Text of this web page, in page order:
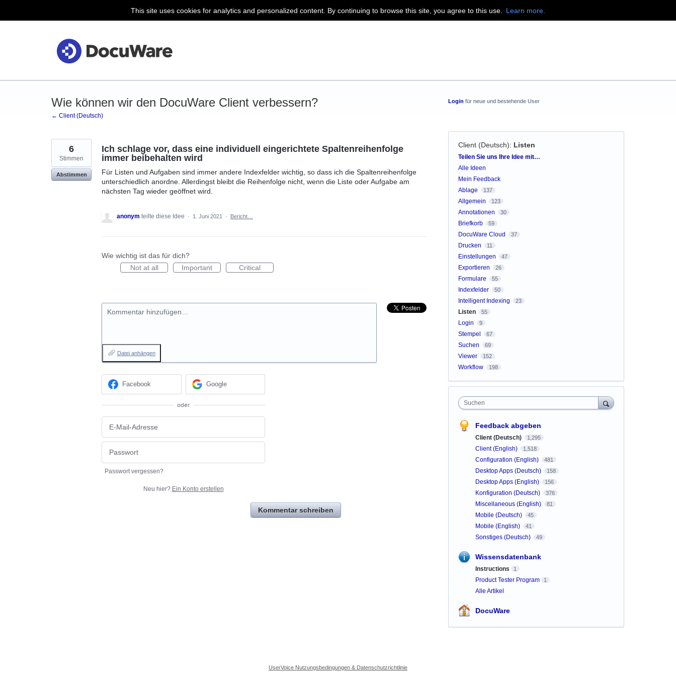
This site uses cookies for analytics and personalized content. By continuing to browse this site, you agree to this use. Learn more.
Wie können wir den DocuWare Client verbessern?
← Client (Deutsch)
Ich schlage vor, dass eine individuell eingerichtete Spaltenreihenfolge
immer beibehalten wird
Für Listen und Aufgaben sind immer andere Indexfelder wichtig, so dass ich die Spaltenreihenfolge
unterschiedlich anordne. Allerdingst bleibt die Reihenfolge nicht, wenn die Liste oder Aufgabe am
nächsten Tag wieder geöffnet wird.
6
Stimmen
Abstimmen
anonym teilte diese Idee · 1. Juni 2021 · Bericht…
Wie wichtig ist das für dich?
Not at all
Important Critical
Kommentar hinzufügen…
Datei anhängen
Facebook Google
oder
Passwort vergessen?
Neu hier? Ein Konto erstellen
Kommentar schreiben
Login für neue und bestehende User
Client (Deutsch): Listen
Kategorien
Teilen Sie uns Ihre Idee mit…
Alle Ideen
Mein Feedback
Ablage
137
Allgemein 123
Annotationen 30
Briefkorb 59
DocuWare Cloud 37
Drucken 11
Einstellungen 47
Exportieren 26
Formulare 55
Indexfelder 50
Intelligent Indexing 23
Listen 55
Login 9
Stempel 67
Suchen 69
Viewer 152
Workflow 198
Suchen
Feedback abgeben
Client (Deutsch) 1,295
Client (English) 1,518
Configuration (English) 481
Desktop Apps (Deutsch) 158
Desktop Apps (English) 156
Konfiguration (Deutsch) 376
Miscellaneous (English) 81
Mobile (Deutsch) 45
Mobile (English) 41
Sonstiges (Deutsch) 49
Wissensdatenbank
Instructions 1
Product Tester Program 1
Alle Artikel
DocuWare
UserVoice Nutzungsbedingungen & Datenschutzrichtlinie